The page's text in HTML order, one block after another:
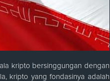
kripto bersinggungan dengan
kripto yang fondasinya adalah